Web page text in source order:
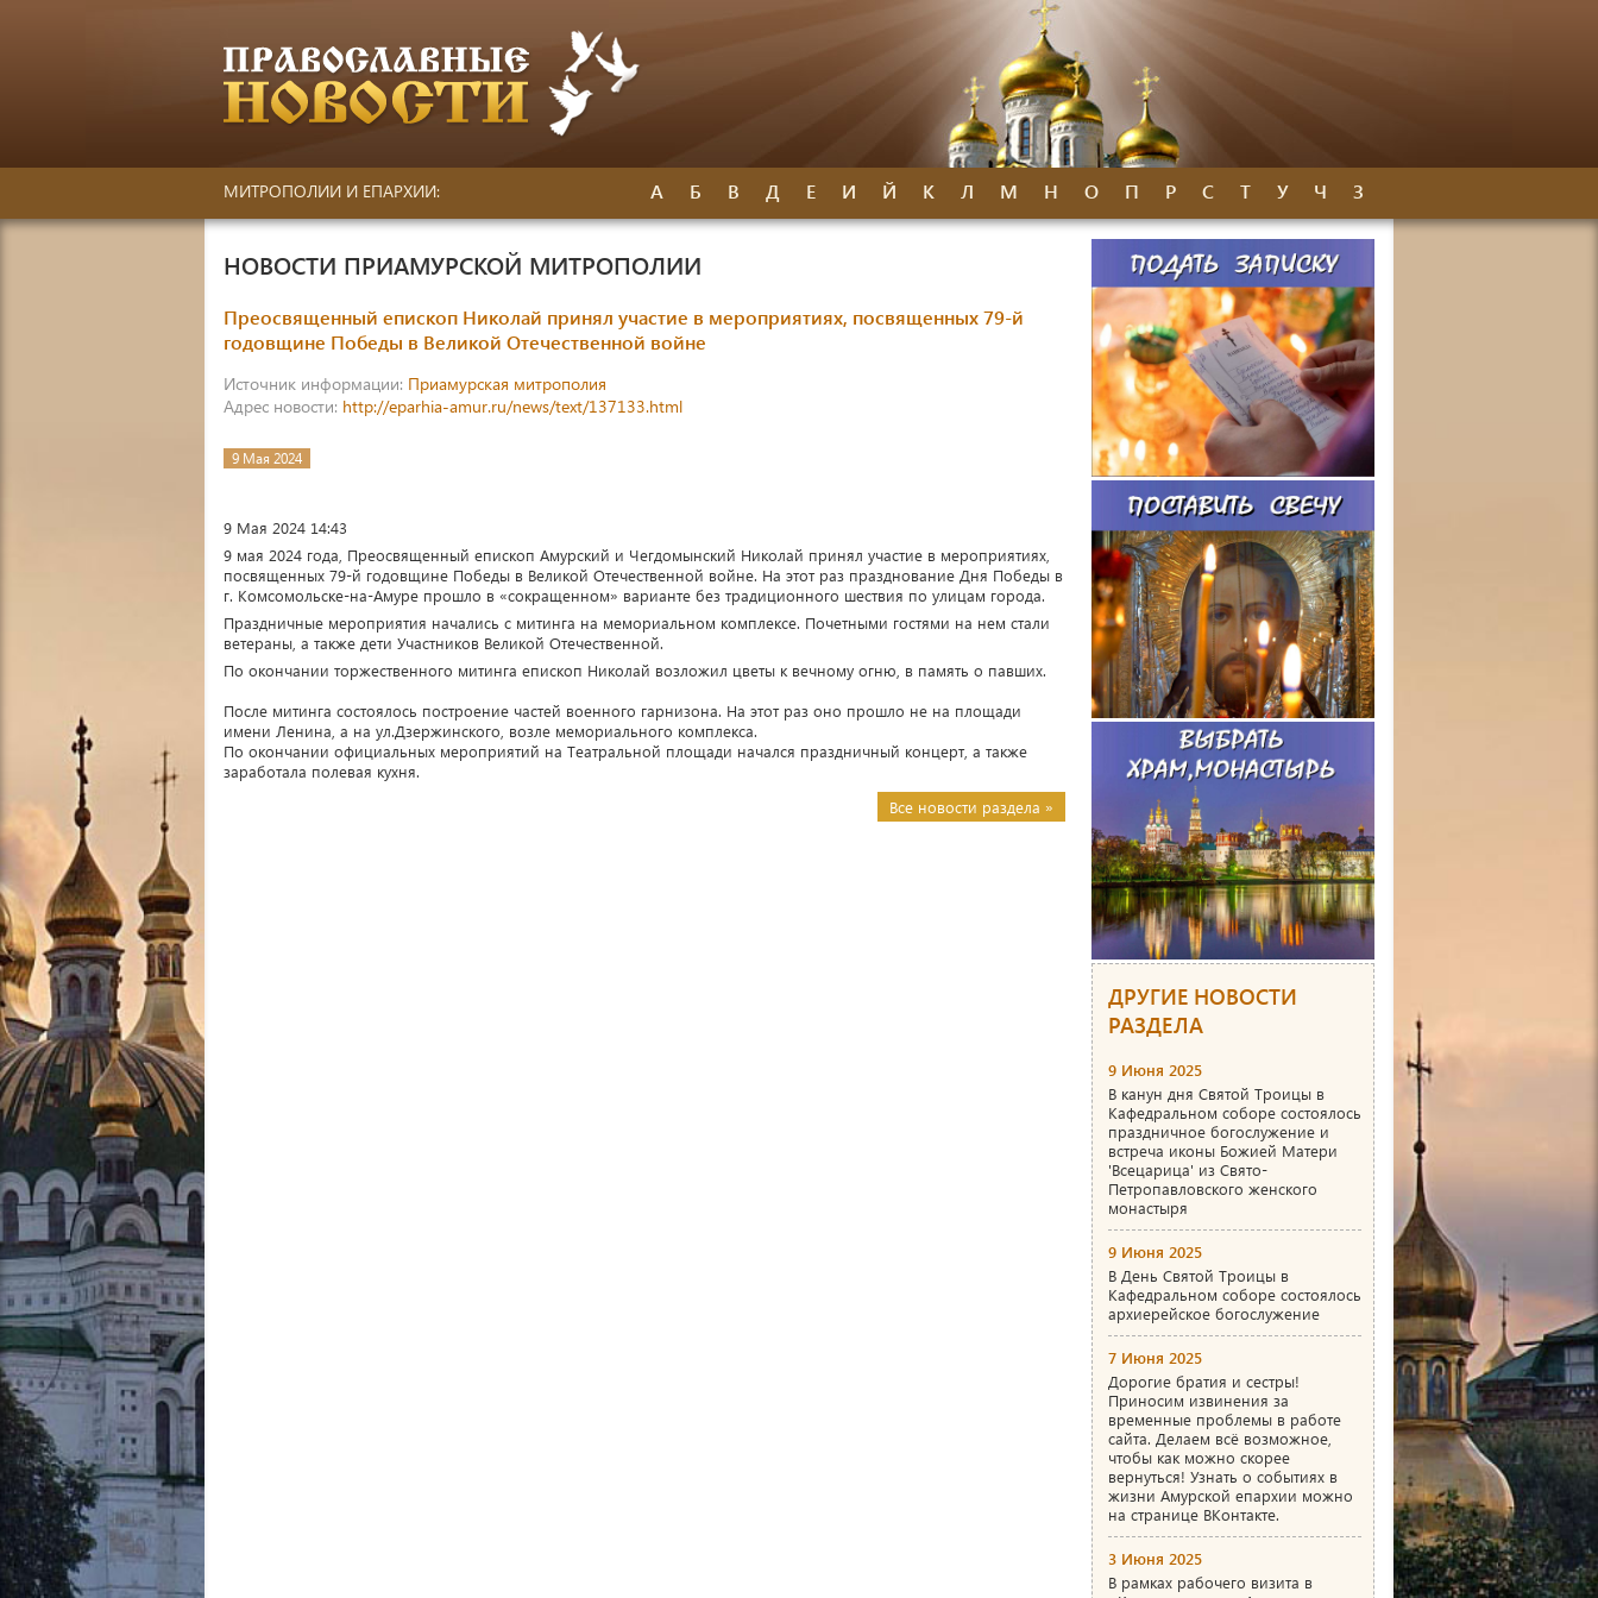
МИТРОПОЛИИ И ЕПАРХИИ: А Б В Д Е И Й К Л М Н О П Р С Т У Ч З
НОВОСТИ ПРИАМУРСКОЙ МИТРОПОЛИИ
Преосвященный епископ Николай принял участие в мероприятиях, посвященных 79-й
годовщине Победы в Великой Отечественной войне
Источник информации: Приамурская митрополия
Адрес новости: http://eparhia-amur.ru/news/text/137133.html
9 Мая 2024
9 Мая 2024 14:43
9 мая 2024 года, Преосвященный епископ Амурский и Чегдомынский Николай принял участие в мероприятиях,
посвященных 79-й годовщине Победы в Великой Отечественной войне. На этот раз празднование Дня Победы в
г. Комсомольске-на-Амуре прошло в «сокращенном» варианте без традиционного шествия по улицам города.
Праздничные мероприятия начались с митинга на мемориальном комплексе. Почетными гостями на нем стали
ветераны, а также дети Участников Великой Отечественной.
По окончании торжественного митинга епископ Николай возложил цветы к вечному огню, в память о павших.
После митинга состоялось построение частей военного гарнизона. На этот раз оно прошло не на площади
имени Ленина, а на ул.Дзержинского, возле мемориального комплекса.
По окончании официальных мероприятий на Театральной площади начался праздничный концерт, а также
заработала полевая кухня.
Все новости раздела »
ДРУГИЕ НОВОСТИ
РАЗДЕЛА
9 Июня 2025
В канун дня Святой Троицы в
Кафедральном соборе состоялось
праздничное богослужение и
встреча иконы Божией Матери
'Всецарица' из Свято-
Петропавловского женского
монастыря
9 Июня 2025
В День Святой Троицы в
Кафедральном соборе состоялось
архиерейское богослужение
7 Июня 2025
Дорогие братия и сестры!
Приносим извинения за
временные проблемы в работе
сайта. Делаем всё возможное,
чтобы как можно скорее
вернуться! Узнать о событиях в
жизни Амурской епархии можно
на странице ВКонтакте.
3 Июня 2025
В рамках рабочего визита в